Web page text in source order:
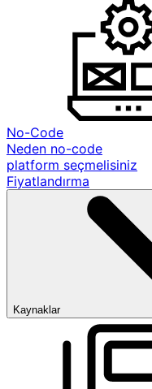
No-Code
Neden no-code
platform seçmelisiniz
Fiyatlandırma
Kaynaklar